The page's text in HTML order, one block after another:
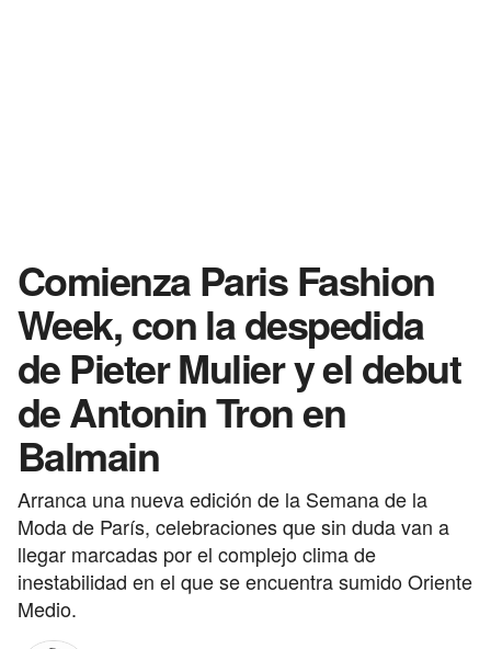
Comienza Paris Fashion
Week, con la despedida
de Pieter Mulier y el debut
de Antonin Tron en
Balmain
Arranca una nueva edición de la Semana de la
Moda de París, celebraciones que sin duda van a
llegar marcadas por el complejo clima de
inestabilidad en el que se encuentra sumido Oriente
Medio.